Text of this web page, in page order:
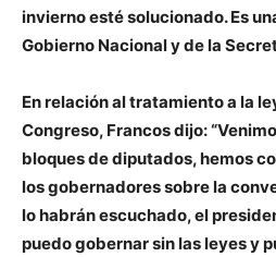
invierno esté solucionado. Es
Gobierno Nacional y de la
En relación al tratamiento a la
Congreso, Francos dijo:
bloques de diputados, hemos
los gobernadores sobre la
lo habrán escuchado, el
puedo gobernar sin las leyes y